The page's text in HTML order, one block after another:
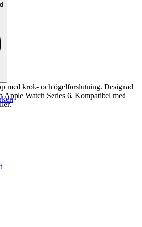
med krok- och ögelförslutning. Designad
Apple Watch Series 6. Kompatibel med